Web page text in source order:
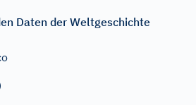
Daten der Weltgeschichte